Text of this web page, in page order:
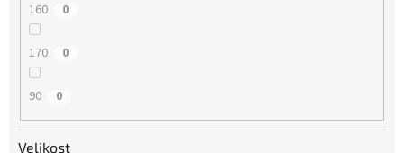
160 0
170 0
90 0
Velikost